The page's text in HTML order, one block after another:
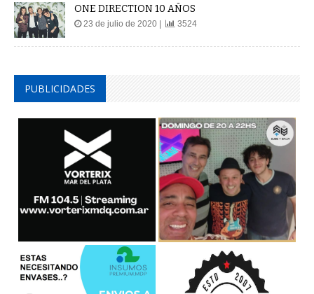
ONE DIRECTION 10 AÑOS
23 de julio de 2020 | 3524
PUBLICIDADES